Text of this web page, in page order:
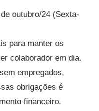
outubro/24 (Sexta-
para manter os
colaborador em dia.
empregados,
obrigações é
financeiro.